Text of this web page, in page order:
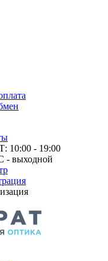
10:00 - 19:00
- выходной